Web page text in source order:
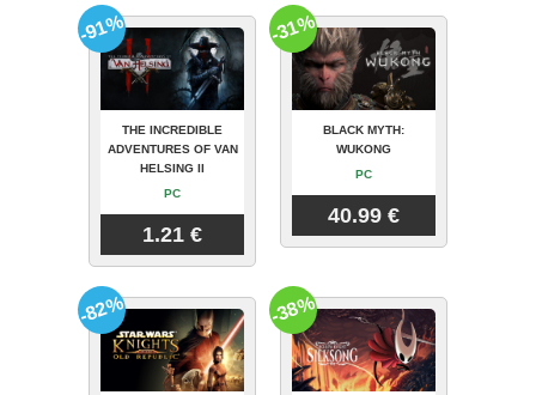
THE INCREDIBLE
ADVENTURES OF VAN
HELSING II
PC
1.21 €
-91%
BLACK MYTH:
WUKONG
PC
40.99 €
-31%
-82% -38%